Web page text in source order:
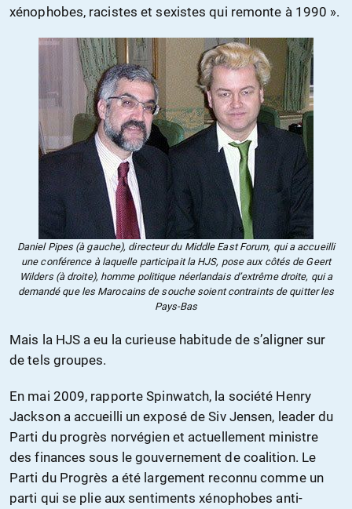
xénophobes, racistes et sexistes qui remonte à 1990 ».
Daniel Pipes (à gauche), directeur du Middle East Forum, qui a accueilli
une conférence à laquelle participait la HJS, pose aux côtés de Geert
Wilders (à droite), homme politique néerlandais d’extrême droite, qui a
demandé que les Marocains de souche soient contraints de quitter les
Pays-Bas
Mais la HJS a eu la curieuse habitude de s’aligner sur
de tels groupes.
En mai 2009, rapporte Spinwatch, la société Henry
Jackson a accueilli un exposé de Siv Jensen, leader du
Parti du progrès norvégien et actuellement ministre
des finances sous le gouvernement de coalition. Le
Parti du Progrès a été largement reconnu comme un
parti qui se plie aux sentiments xénophobes anti-